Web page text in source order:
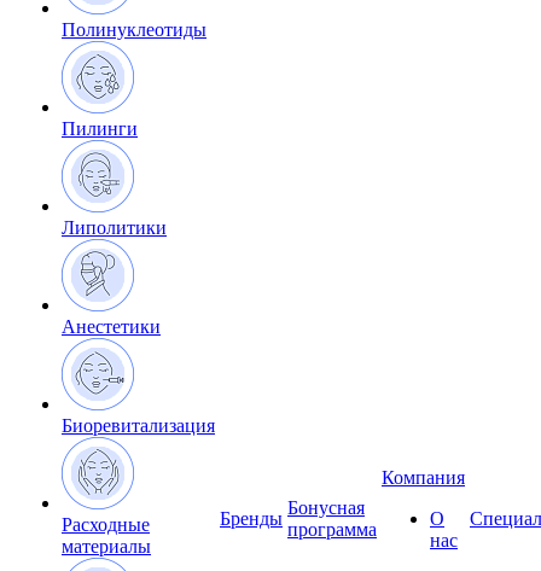
Полинуклеотиды
Пилинги
Липолитики
Анестетики
Биоревитализация
Расходные
материалы
Бренды
Бонусная
программа
Компания
О
нас